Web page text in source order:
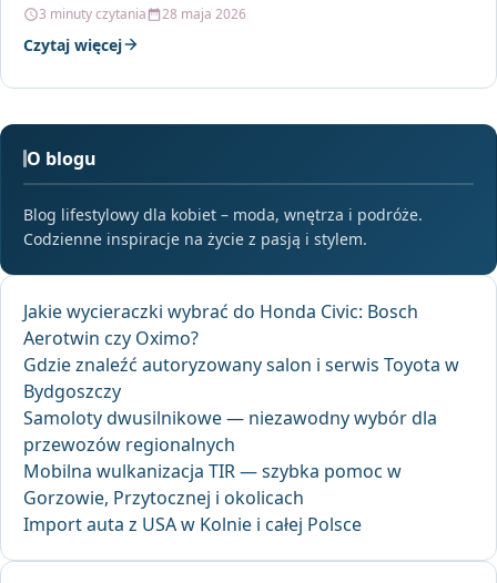
3 minuty czytania 28 maja 2026
Czytaj więcej
O blogu
Blog lifestylowy dla kobiet – moda, wnętrza i podróże.
Codzienne inspiracje na życie z pasją i stylem.
Jakie wycieraczki wybrać do Honda Civic: Bosch
Aerotwin czy Oximo?
Gdzie znaleźć autoryzowany salon i serwis Toyota w
Bydgoszczy
Samoloty dwusilnikowe — niezawodny wybór dla
przewozów regionalnych
Mobilna wulkanizacja TIR — szybka pomoc w
Gorzowie, Przytocznej i okolicach
Import auta z USA w Kolnie i całej Polsce